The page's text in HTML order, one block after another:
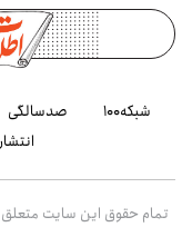
شبکه۱۰۰ صدسالگی
تمام حقوق این سایت متعلق